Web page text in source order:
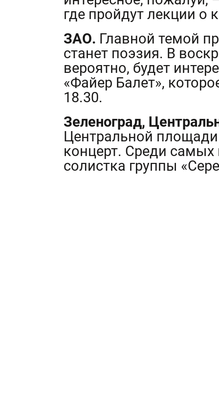
где пройдут лекции о
ЗАО. Главной темой
станет поэзия. В
вероятно, будет
«Файер Балет»,
18.30.
Зеленоград,
Центральной
концерт. Среди самых
солистка группы